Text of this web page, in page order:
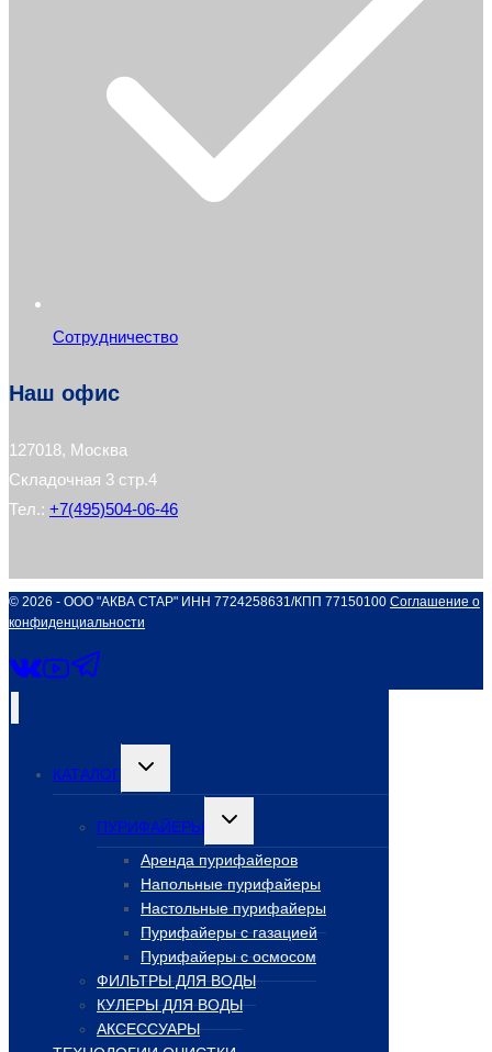
Сотрудничество
Наш офис
127018, Москва
Складочная 3 стр.4
Тел.: +7(495)504-06-46
© 2026 - ООО "АКВА СТАР" ИНН 7724258631/КПП 77150100 Соглашение о
конфиденциальности
КАТАЛОГ
Переключить
меню
ПУРИФАЙЕРЫ
Переключить
меню
Аренда пурифайеров
Напольные пурифайеры
Настольные пурифайеры
Пурифайеры с газацией
Пурифайеры с осмосом
ФИЛЬТРЫ ДЛЯ ВОДЫ
КУЛЕРЫ ДЛЯ ВОДЫ
АКСЕССУАРЫ